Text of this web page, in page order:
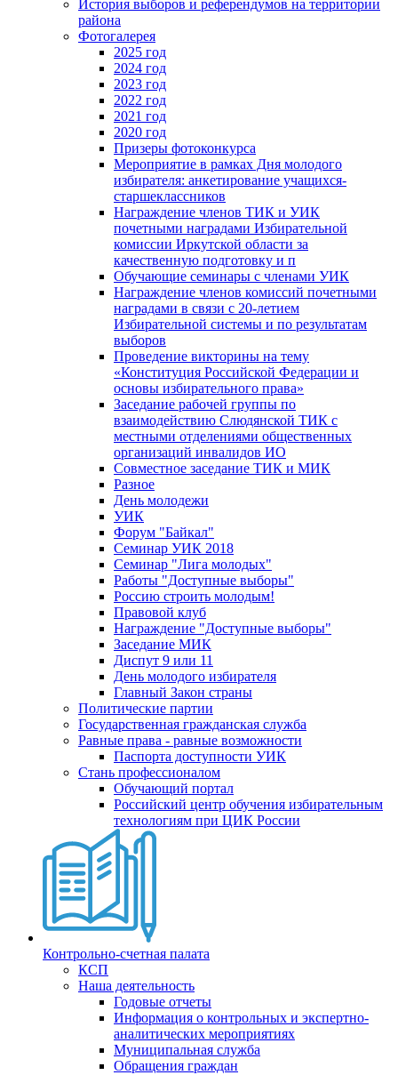
История выборов и референдумов на территории
района
Фотогалерея
2025 год
2024 год
2023 год
2022 год
2021 год
2020 год
Призеры фотоконкурса
Мероприятие в рамках Дня молодого
избирателя: анкетирование учащихся-
старшеклассников
Награждение членов ТИК и УИК
почетными наградами Избирательной
комиссии Иркутской области за
качественную подготовку и п
Обучающие семинары с членами УИК
Награждение членов комиссий почетными
наградами в связи с 20-летием
Избирательной системы и по результатам
выборов
Проведение викторины на тему
«Конституция Российской Федерации и
основы избирательного права»
Заседание рабочей группы по
взаимодействию Слюдянской ТИК с
местными отделениями общественных
организаций инвалидов ИО
Совместное заседание ТИК и МИК
Разное
День молодежи
УИК
Форум "Байкал"
Семинар УИК 2018
Семинар "Лига молодых"
Работы "Доступные выборы"
Россию строить молодым!
Правовой клуб
Награждение "Доступные выборы"
Заседание МИК
Диспут 9 или 11
День молодого избирателя
Главный Закон страны
Политические партии
Государственная гражданская служба
Равные права - равные возможности
Паспорта доступности УИК
Стань профессионалом
Обучающий портал
Российский центр обучения избирательным
технологиям при ЦИК России
Контрольно-счетная палата
КСП
Наша деятельность
Годовые отчеты
Информация о контрольных и экспертно-
аналитических мероприятиях
Муниципальная служба
Обращения граждан